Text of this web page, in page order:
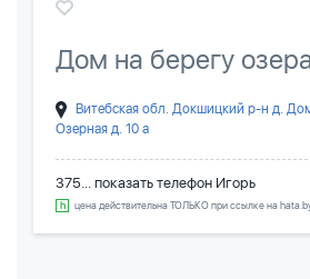
Дом на берегу
Витебская обл. Докшицкий р-н д.
Озерная д. 10 а
375... показать телефон Игорь
цена действительна ТОЛЬКО при ссылке на